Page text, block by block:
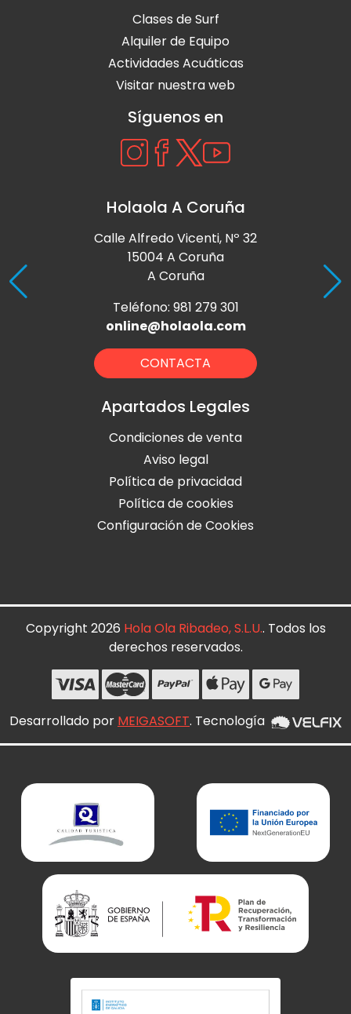
Clases de Surf
Alquiler de Equipo
Actividades Acuáticas
Visitar nuestra web
Síguenos en
Holaola A Coruña
Calle Alfredo Vicenti, Nº 32
15004 A Coruña
A Coruña
Teléfono: 981 279 301
online@holaola.com
CONTACTA
Apartados Legales
Condiciones de venta
Aviso legal
Política de privacidad
Política de cookies
Configuración de Cookies
Copyright 2026 Hola Ola Ribadeo, S.L.U.. Todos los
derechos reservados.
Desarrollado por MEIGASOFT. Tecnología